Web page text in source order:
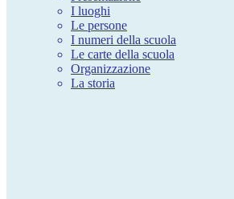
I luoghi
Le persone
I numeri della scuola
Le carte della scuola
Organizzazione
La storia